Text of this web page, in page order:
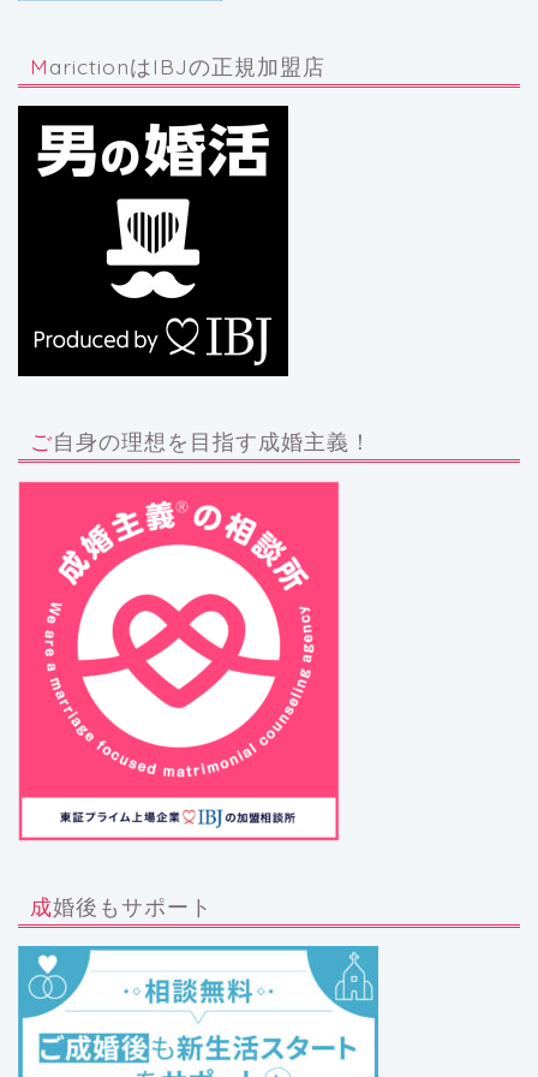
MarictionはIBJの正規加盟店
ご自身の理想を目指す成婚主義！
成婚後もサポート